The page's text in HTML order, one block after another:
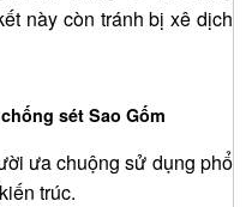
này còn tránh bị xê dịch
sét Sao Gốm
ưa chuộng sử dụng phổ
trúc.